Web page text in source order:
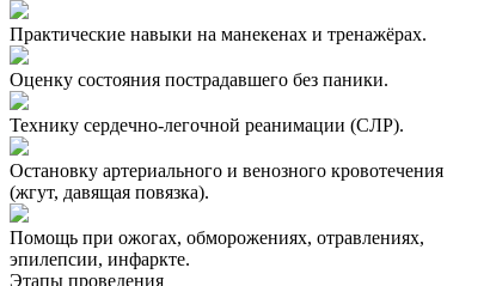
Практические навыки на манекенах и тренажёрах.
Оценку состояния пострадавшего без паники.
Технику сердечно-легочной реанимации (СЛР).
Остановку артериального и венозного кровотечения
(жгут, давящая повязка).
Помощь при ожогах, обморожениях, отравлениях,
эпилепсии, инфаркте.
Этапы проведения